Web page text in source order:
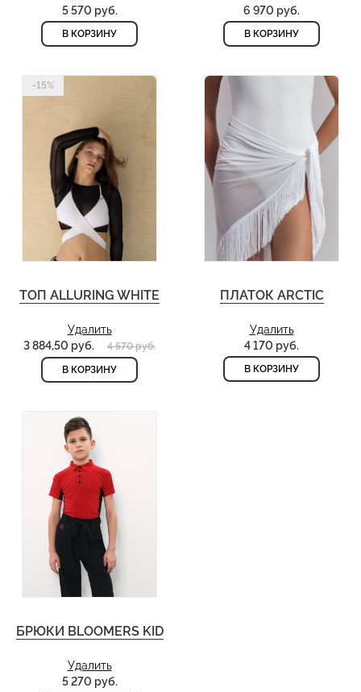
5 570 руб.
В КОРЗИНУ
6 970 руб.
В КОРЗИНУ
-15%
ТОП ALLURING WHITE
Удалить
3 884,50 руб.
4 570 руб.
В КОРЗИНУ
ПЛАТОК ARCTIC
Удалить
4 170 руб.
В КОРЗИНУ
БРЮКИ BLOOMERS KID
Удалить
5 270 руб.